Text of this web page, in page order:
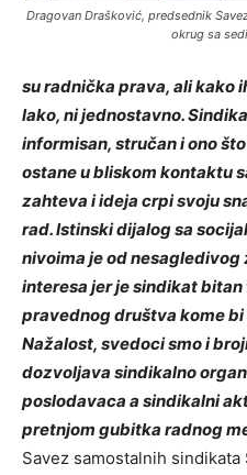
Dragovan Drašković, predsednik
okrug sa
su radnička prava, ali kako
lako, ni jednostavno.
informisan, stručan i ono
ostane u bliskom kontaktu
zahteva i ideja crpi svoju
rad. Istinski dijalog sa
nivoima je od
interesa jer je sindikat
pravednog društva kome
Nažalost, svedoci smo i
dozvoljava sindikalno
poslodavaca a sindikalni
pretnjom gubitka radnog
Savez samostalnih